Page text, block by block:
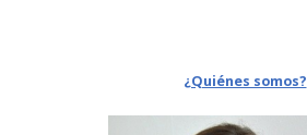
¿Quiénes somos?